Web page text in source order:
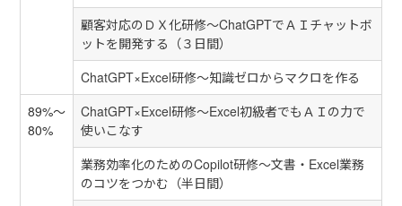
顧客対応のＤＸ化研修～ChatGPTでＡＩチャットボ
ットを開発する（３日間）
ChatGPT×Excel研修～知識ゼロからマクロを作る
89%～
80%
ChatGPT×Excel研修～Excel初級者でもＡＩの力で
使いこなす
業務効率化のためのCopilot研修～文書・Excel業務
のコツをつかむ（半日間）